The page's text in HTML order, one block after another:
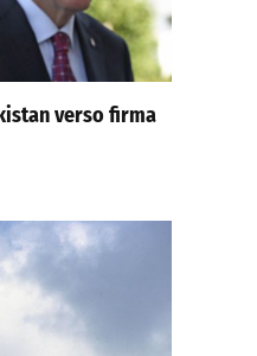
verso firma